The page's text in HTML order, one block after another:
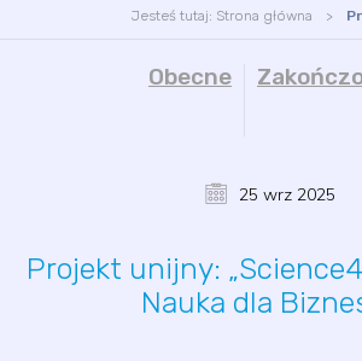
Jesteś tutaj: Strona główna
Obecne
25 wrz 2025
Projekt unijny:
Nauka dla